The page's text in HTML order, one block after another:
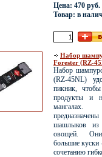
Цена: 470 руб.
Товар: в
Набор
Forester (RZ-
Набор
(RZ-45NL)
пикник,
продукты и
шашлыков
овощей.
большие
сочетанию